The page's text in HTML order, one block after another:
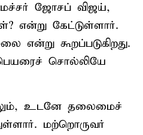
ஜோசப் விஜய்,
என்று கேட்டுள்ளார்.
கூறப்படுகிறது.
சொல்லியே
உடனே தலைமைச்
மற்றொருவர்